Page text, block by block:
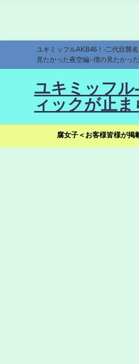
ユキミッフルAKB46！-二代目襲
見たかった夜空編--僕の見たかっ
ユキミッフル
ィックが止
腐女子＜お客様皆様が掲